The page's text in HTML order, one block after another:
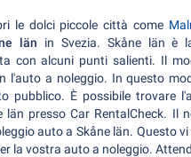
le dolci piccole città come
län in Svezia. Skåne län è
con alcuni punti salienti. Il
l'auto a noleggio. In questo
pubblico. È possibile trovare
presso Car RentalCheck. Il
auto a Skåne län. Questo
la vostra auto a noleggio.